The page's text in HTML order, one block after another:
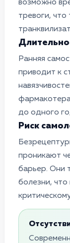
возможно
тревоги,
Ранняя
приводит к
до одного
Риск
проникают
барьер. Они
болезни,